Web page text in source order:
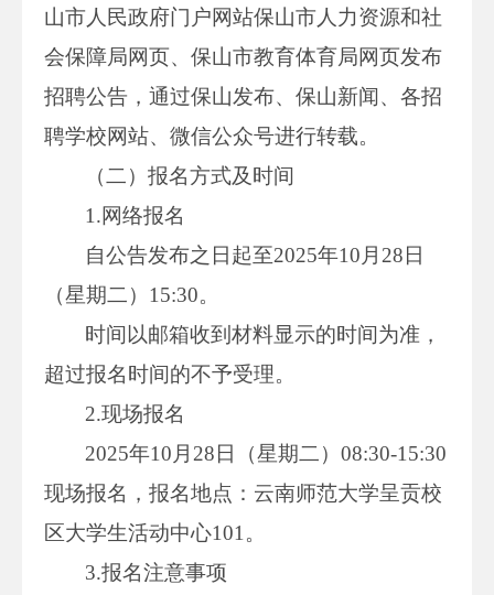
山市人民政府门户网站保山市人力资源和社
会保障局网页、保山市教育体育局网页发布
招聘公告，通过保山发布、保山新闻、各招
聘学校网站、微信公众号进行转载。
（二）报名方式及时间
1.网络报名
自公告发布之日起至2025年10月28日
（星期二）15:30。
时间以邮箱收到材料显示的时间为准，
超过报名时间的不予受理。
2.现场报名
2025年10月28日（星期二）08:30-15:30
现场报名，报名地点：云南师范大学呈贡校
区大学生活动中心101。
3.报名注意事项